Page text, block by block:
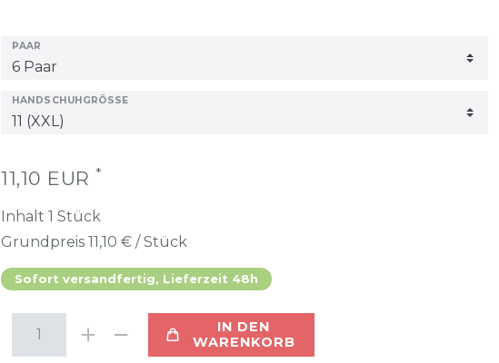
PAAR
HANDSCHUHGRÖSSE
11,10 EUR *
Inhalt 1 Stück
Grundpreis 11,10 € / Stück
Sofort versandfertig, Lieferzeit 48h
IN DEN
WARENKORB